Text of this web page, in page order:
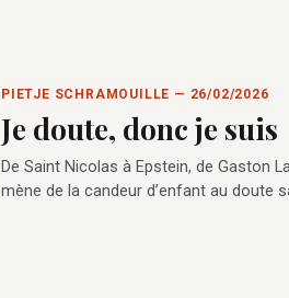
PIETJE SCHRAMOUILLE — 26/02/2026
Je doute, donc je suis
De Saint Nicolas à Epstein, de Gaston
mène de la candeur d’enfant au doute